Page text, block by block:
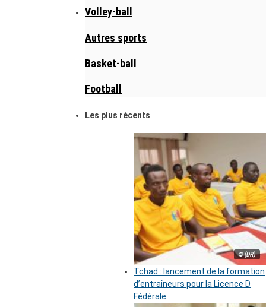
Volley-ball
Autres sports
Basket-ball
Football
Les plus récents
© (DR)
Tchad : lancement de la formation
d’entraîneurs pour la Licence D
Fédérale